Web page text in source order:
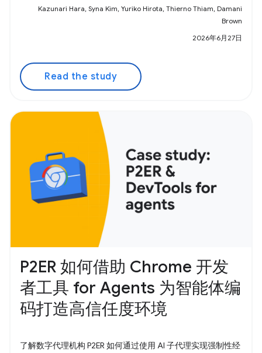
Kazunari Hara, Syna Kim, Yuriko Hirota, Thierno Thiam, Damani
Brown
2026年6月27日
Read the study
P2ER 如何借助 Chrome 开发
者工具 for Agents 为智能体编
码打造高信任度环境
了解数字代理机构 P2ER 如何通过使用 AI 子代理实现强制性经